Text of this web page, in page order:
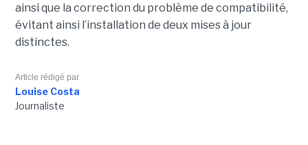
ainsi que la correction du problème de compatibilité,
évitant ainsi l’installation de deux mises à jour
distinctes.
Article rédigé par
Louise Costa
Journaliste